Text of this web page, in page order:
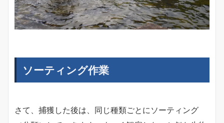
ソーティング作業
さて、捕獲した後は、同じ種類ごとにソーティング